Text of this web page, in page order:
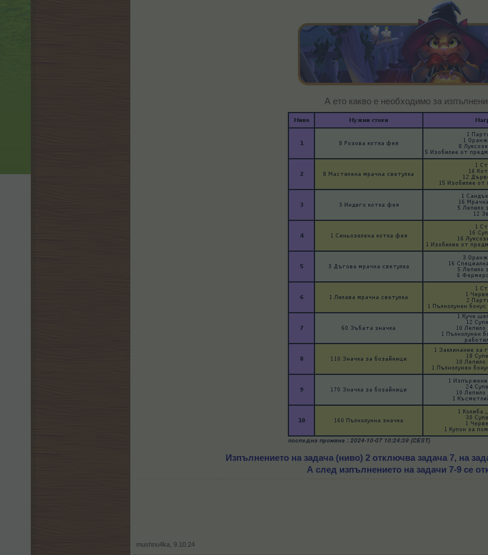
А ето какво е необходимо за
Изпълнението на задача (ниво) 2 отключва задача 7, на
А след изпълнението на задачи 7-9 се
mushnu4ka 9.10.24